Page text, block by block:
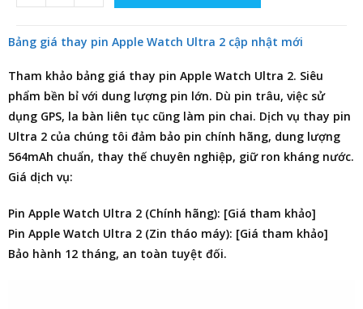
Bảng giá thay pin Apple Watch Ultra 2 cập nhật mới
Tham khảo bảng giá thay pin Apple Watch Ultra 2. Siêu
phẩm bền bỉ với dung lượng pin lớn. Dù pin trâu, việc sử
dụng GPS, la bàn liên tục cũng làm pin chai. Dịch vụ thay pin
Ultra 2 của chúng tôi đảm bảo pin chính hãng, dung lượng
564mAh chuẩn, thay thế chuyên nghiệp, giữ ron kháng nước.
Giá dịch vụ:
Pin Apple Watch Ultra 2 (Chính hãng): [Giá tham khảo]
Pin Apple Watch Ultra 2 (Zin tháo máy): [Giá tham khảo]
Bảo hành 12 tháng, an toàn tuyệt đối.